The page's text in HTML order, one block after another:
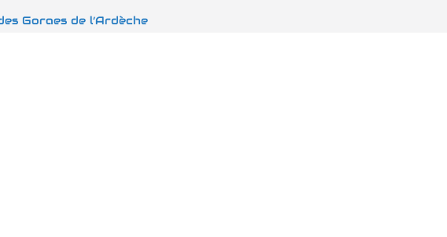
la manche
Gorges de l’Ardèche
les Bains
Vins sur Caramy